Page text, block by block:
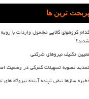
پربحث ترین ها
کدام گروههای کالایی مشمول واردات با
شدند؟
تعیین تکلیف نیروهای شرکتی
تمدید مصوبه تسهیلات گمرکی در وضعیت
ذخیره سازها نبض تپنده آینده نیروگاه های